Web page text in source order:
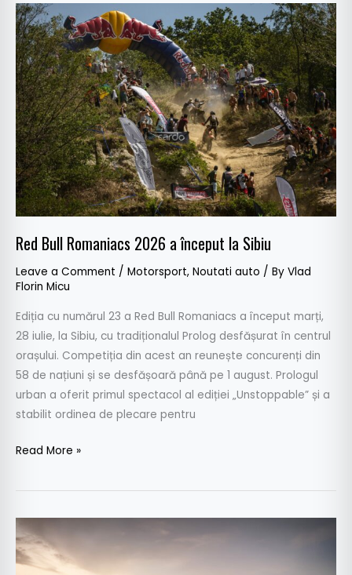
Red Bull Romaniacs 2026 a început la Sibiu
Leave a Comment / Motorsport, Noutati auto / By Vlad
Florin Micu
Ediția cu numărul 23 a Red Bull Romaniacs a început marți,
28 iulie, la Sibiu, cu tradiționalul Prolog desfășurat în centrul
orașului. Competiția din acest an reunește concurenți din
58 de națiuni și se desfășoară până pe 1 august. Prologul
urban a oferit primul spectacol al ediției „Unstoppable” și a
stabilit ordinea de plecare pentru
Red
Bull
Romaniacs
2026
a
început
la
Sibiu
Read More »
Zeekr
9X
debutează